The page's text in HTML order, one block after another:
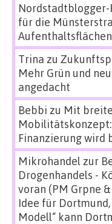
für die
Trina zu
Mehr Grün und
angedacht
Bebbi zu Mit
Finanzierung wird
Mikrohandel zur
Drogenhandels -
voran (PM Grpne
Idee für
Modell“ kann